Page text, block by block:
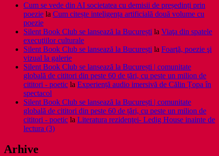
Cum se vede din AI societatea cu demisii de președinți prin
poezie la Cum citește inteligența artificială două volume cu
poezie
Silent Book Club se lansează la București la Viaţa din spatele
execuţiilor culturale
Silent Book Club se lansează la București la Foarţă, poezie şi
vizual la galerie
Silent Book Club se lansează la București | comunitate
globală de cititori din peste 60 de țări, cu peste un milion de
cititori - poetic la Experiență audio imersivă de Călin Țopa în
spectacol
Silent Book Club se lansează la București | comunitate
globală de cititori din peste 60 de țări, cu peste un milion de
cititori - poetic la Literatura rezidenţei- Ledig House inainte de
lectura (3)
Arhive